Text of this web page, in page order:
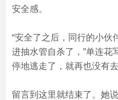
安全感。
“安全了之后，同行的小伙
进抽水管自杀了，”单连花
停地逃走了，就再也没有
留言到这里就结束了。她